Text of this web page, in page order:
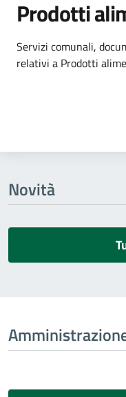
Prodotti
Dettagli
Servizi comunali,
relativi a Prodotti
Novità